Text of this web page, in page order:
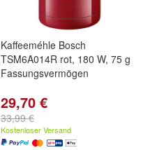
Kaffeeméhle Bosch
TSM6A014R rot, 180 W, 75 g
Fassungsvermögen
29,70 €
33,99 €
Kostenloser Versand